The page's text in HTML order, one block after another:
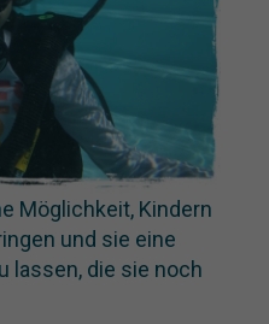
Möglichkeit, Kindern
und sie eine
lassen, die sie noch